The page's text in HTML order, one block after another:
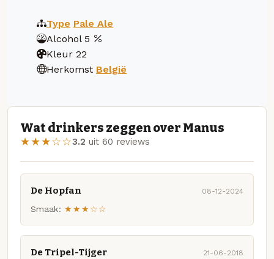
Type Pale Ale
Alcohol 5
Kleur 22
Herkomst België
Wat drinkers zeggen over Manus
★★★☆☆3.2 uit 60 reviews
De Hopfan 08-12-2024
Smaak: ★★★☆☆
De Tripel-Tijger 21-06-2018